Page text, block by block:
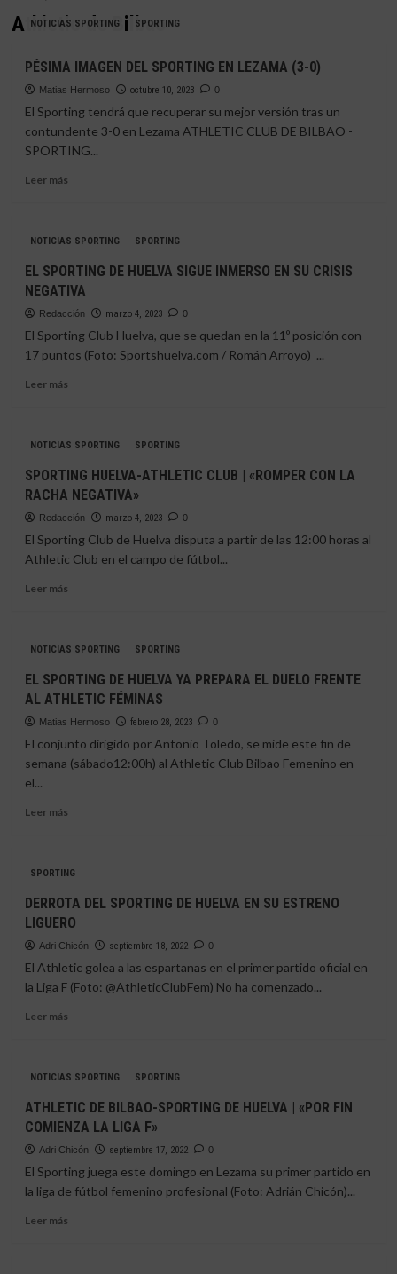
Athletic de Bilbao
NOTICIAS SPORTING SPORTING
PÉSIMA IMAGEN DEL SPORTING EN LEZAMA (3-0)
Matias Hermoso octubre 10, 2023 0
El Sporting tendrá que recuperar su mejor versión tras un
contundente 3-0 en Lezama ATHLETIC CLUB DE BILBAO -
SPORTING...
Leer másLeer
IMAGEN
SPORTING
EN
LEZAMA
(3-
NOTICIAS SPORTING SPORTING
EL SPORTING DE HUELVA SIGUE INMERSO EN SU CRISIS
NEGATIVA
Redacción marzo 4, 2023 0
El Sporting Club Huelva, que se quedan en la 11º posición con
17 puntos (Foto: Sportshuelva.com / Román Arroyo) ...
Leer másLeer
SPORTING
HUELVA
SIGUE
INMERSO
EN
SU
CRISIS
NEGATIVA
NOTICIAS SPORTING SPORTING
SPORTING HUELVA-ATHLETIC CLUB | «ROMPER CON LA
RACHA NEGATIVA»
Redacción marzo 4, 2023 0
El Sporting Club de Huelva disputa a partir de las 12:00 horas al
Athletic Club en el campo de fútbol...
Leer másLeer
HUELVA-
CLUB
|
«ROMPER
CON
RACHA
NOTICIAS SPORTING SPORTING
EL SPORTING DE HUELVA YA PREPARA EL DUELO FRENTE
AL ATHLETIC FÉMINAS
Matias Hermoso febrero 28, 2023 0
El conjunto dirigido por Antonio Toledo, se mide este fin de
semana (sábado12:00h) al Athletic Club Bilbao Femenino en
el...
Leer másLeer
SPORTING
HUELVA
YA
PREPARA
EL
DUELO
FRENTE
AL
SPORTING
DERROTA DEL SPORTING DE HUELVA EN SU ESTRENO
LIGUERO
Adri Chicón septiembre 18, 2022 0
El Athletic golea a las espartanas en el primer partido oficial en
la Liga F (Foto: @AthleticClubFem) No ha comenzado...
Leer másLeer
DEL
DE
HUELVA
EN
SU
ESTRENO
LIGUERO
NOTICIAS SPORTING SPORTING
ATHLETIC DE BILBAO-SPORTING DE HUELVA | «POR FIN
COMIENZA LA LIGA F»
Adri Chicón septiembre 17, 2022 0
El Sporting juega este domingo en Lezama su primer partido en
la liga de fútbol femenino profesional (Foto: Adrián Chicón)...
Leer másLeer